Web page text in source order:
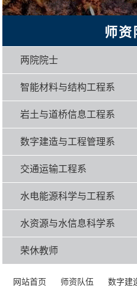
师资
两院院士
智能材料与结构工程系
岩土与道桥信息工程系
数字建造与工程管理系
交通运输工程系
水电能源科学与工程系
水资源与水信息科学系
荣休教师
网站首页 师资队伍 数字建